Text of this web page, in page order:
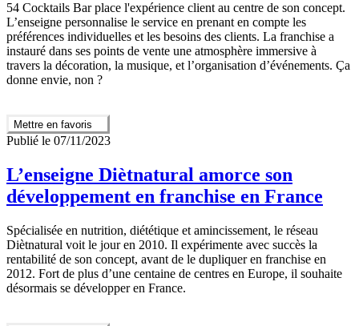
54 Cocktails Bar place l'expérience client au centre de son concept.
L’enseigne personnalise le service en prenant en compte les
préférences individuelles et les besoins des clients. La franchise a
instauré dans ses points de vente une atmosphère immersive à
travers la décoration, la musique, et l’organisation d’événements. Ça
donne envie, non ?
Mettre en favoris
Publié le 07/11/2023
L’enseigne Diètnatural amorce son
développement en franchise en France
Spécialisée en nutrition, diététique et amincissement, le réseau
Diètnatural voit le jour en 2010. Il expérimente avec succès la
rentabilité de son concept, avant de le dupliquer en franchise en
2012. Fort de plus d’une centaine de centres en Europe, il souhaite
désormais se développer en France.